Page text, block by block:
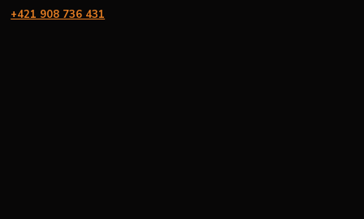
+421 908 736 431